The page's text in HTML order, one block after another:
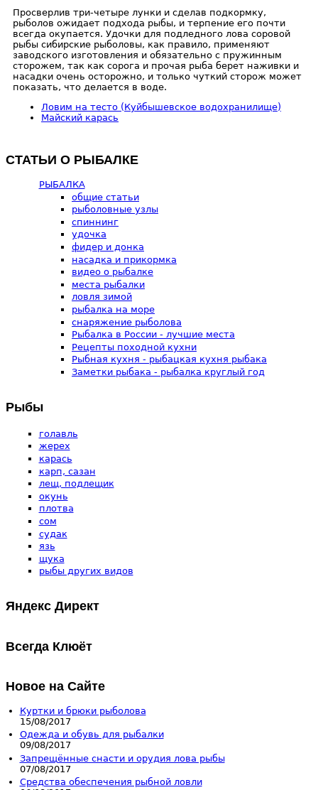
Просверлив три-четыре лунки и сделав подкормку,
рыболов ожидает подхода рыбы, и терпение его почти
всегда окупается. Удочки для подледного лова соровой
рыбы сибирские рыболовы, как правило, применяют
заводского изготовления и обязательно с пружинным
сторожем, так как сорога и прочая рыба берет наживки и
насадки очень осторожно, и только чуткий сторож может
показать, что делается в воде.
Ловим на тесто (Куйбышевское водохранилище)
Майский карась
СТАТЬИ О РЫБАЛКЕ
РЫБАЛКА
общие статьи
рыболовные узлы
спиннинг
удочка
фидер и донка
насадка и прикормка
видео о рыбалке
места рыбалки
ловля зимой
рыбалка на море
снаряжение рыболова
Рыбалка в России - лучшие места
Рецепты походной кухни
Рыбная кухня - рыбацкая кухня рыбака
Заметки рыбака - рыбалка круглый год
Рыбы
голавль
жерех
карась
карп, сазан
лещ, подлещик
окунь
плотва
сом
судак
язь
щука
рыбы других видов
Яндекс Директ
Всегда Клюёт
Новое на Сайте
Куртки и брюки рыболова
15/08/2017
Одежда и обувь для рыбалки
09/08/2017
Запрещённые снасти и орудия лова рыбы
07/08/2017
Средства обеспечения рыбной ловли